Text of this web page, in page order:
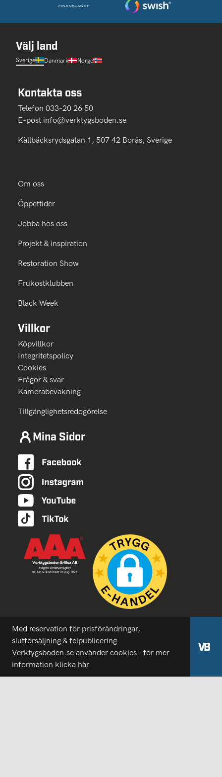
Välj land
Sverige Danmark Norge
Kontakta oss
Telefon 033-20 26 50
E-post info@verktygsboden.se
Källbäcksrydsgatan 1, 507 42 Borås, Sverige
Om oss
Öppettider
Jobba hos oss
Projekt & inspiration
Restoration Show
Frukostklubben
Black Week
Villkor
Köpvillkor
Integritetspolicy
Cookies
Frågor & svar
Kamerabevakning
Tillgänglighetsredogörelse
Mina Sidor
Med reservation för prisförändringar,
slutförsäljning & felpublicering
Verktygsboden.se använder cookies - för mer
information klicka här.